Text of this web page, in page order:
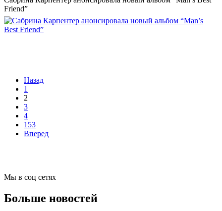
Friend”
Назад
1
2
3
4
153
Вперед
Мы в соц сетях
Больше новостей